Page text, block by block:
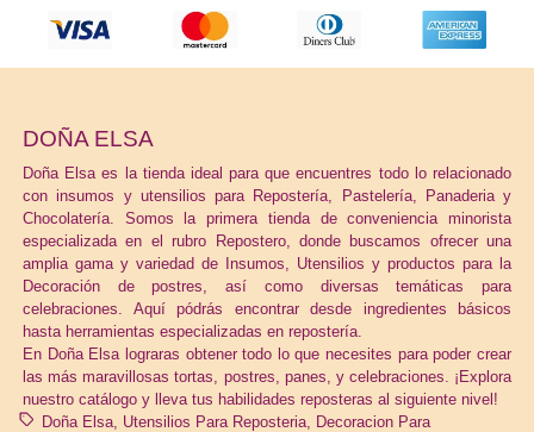
DOÑA ELSA
Doña Elsa es la tienda ideal para que encuentres todo lo relacionado
con insumos y utensilios para Repostería, Pastelería, Panaderia y
Chocolatería. Somos la primera tienda de conveniencia minorista
especializada en el rubro Repostero, donde buscamos ofrecer una
amplia gama y variedad de Insumos, Utensilios y productos para la
Decoración de postres, así como diversas temáticas para
celebraciones. Aquí pódrás encontrar desde ingredientes básicos
hasta herramientas especializadas en repostería.
En Doña Elsa lograras obtener todo lo que necesites para poder crear
las más maravillosas tortas, postres, panes, y celebraciones. ¡Explora
nuestro catálogo y lleva tus habilidades reposteras al siguiente nivel!
Doña Elsa Utensilios Para Reposteria
Decoracion Para